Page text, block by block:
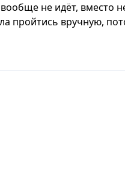
не идёт, вместо
пройтись вручную,